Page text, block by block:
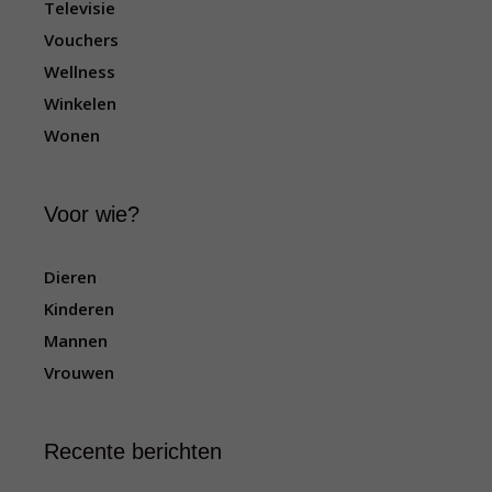
Televisie
Vouchers
Wellness
Winkelen
Wonen
Voor wie?
Dieren
Kinderen
Mannen
Vrouwen
Recente berichten